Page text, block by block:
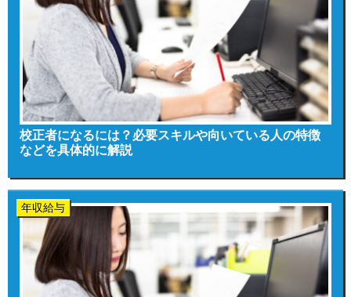
校正者になるには？必要スキルや向いている人の特徴
などを具体的に解説
年収給与